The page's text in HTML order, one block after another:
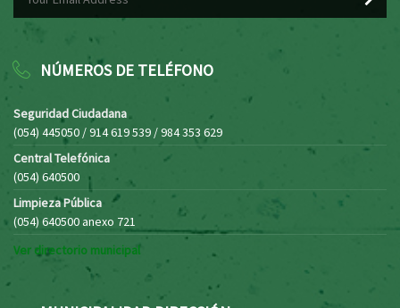
NÚMEROS DE TELÉFONO
Seguridad Ciudadana
(054) 445050 / 914 619 539 / 984 353 629
Central Telefónica
(054) 640500
Limpieza Pública
(054) 640500 anexo 721
Ver directorio municipal